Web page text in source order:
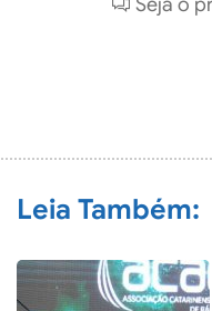
Leia Também: